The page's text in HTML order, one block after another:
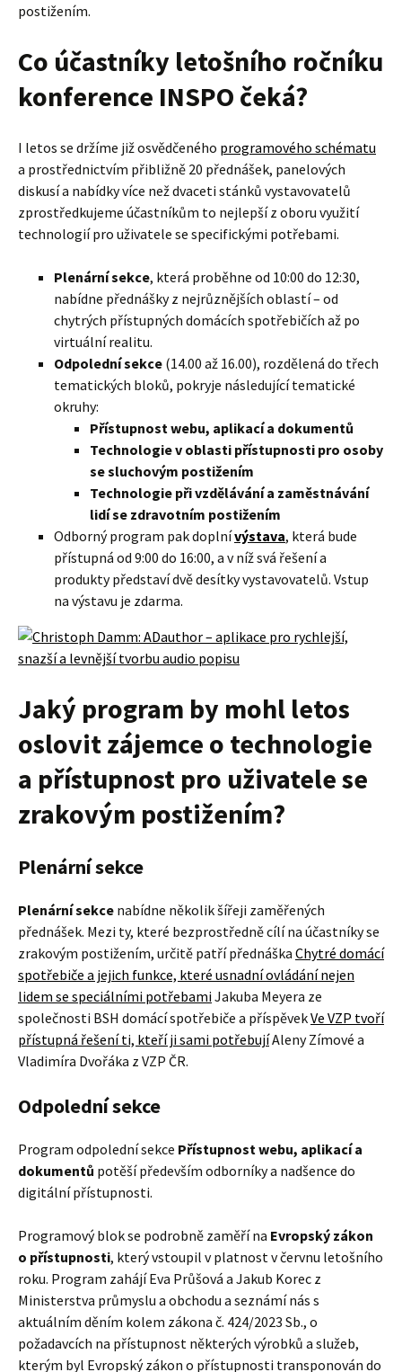
postižením.
Co účastníky letošního ročníku
konference INSPO čeká?
I letos se držíme již osvědčeného programového schématu
a prostřednictvím přibližně 20 přednášek, panelových
diskusí a nabídky více než dvaceti stánků vystavovatelů
zprostředkujeme účastníkům to nejlepší z oboru využití
technologií pro uživatele se specifickými potřebami.
Plenární sekce, která proběhne od 10:00 do 12:30,
nabídne přednášky z nejrůznějších oblastí – od
chytrých přístupných domácích spotřebičích až po
virtuální realitu.
Odpolední sekce (14.00 až 16.00), rozdělená do třech
tematických bloků, pokryje následující tematické
okruhy:
Přístupnost webu, aplikací a dokumentů
Technologie v oblasti přístupnosti pro osoby
se sluchovým postižením
Technologie při vzdělávání a zaměstnávání
lidí se zdravotním postižením
Odborný program pak doplnívýstava, která bude
přístupná od 9:00 do 16:00, a v níž svá řešení a
produkty představí dvě desítky vystavovatelů. Vstup
na výstavu je zdarma.
Jaký program by mohl letos
oslovit zájemce o technologie
a přístupnost pro uživatele se
zrakovým postižením?
Plenární sekce
Plenární sekce nabídne několik šířeji zaměřených
přednášek. Mezi ty, které bezprostředně cílí na účastníky se
zrakovým postižením, určitě patří přednáška Chytré domácí
spotřebiče a jejich funkce, které usnadní ovládání nejen
lidem se speciálními potřebamiJakuba Meyera ze
společnosti BSH domácí spotřebiče a příspěvekVe VZP tvoří
přístupná řešení ti, kteří ji sami potřebujíAleny Zímové a
Vladimíra Dvořáka z VZP ČR.
Odpolední sekce
Program odpolední sekce Přístupnost webu, aplikací a
dokumentů potěší především odborníky a nadšence do
digitální přístupnosti.
Programový blok se podrobně zaměří na Evropský zákon
o přístupnosti, který vstoupil v platnost v červnu letošního
roku. Program zahájí Eva Průšová a Jakub Korec z
Ministerstva průmyslu a obchodu a seznámí nás s
aktuálním děním kolem zákona č. 424/2023 Sb., o
požadavcích na přístupnost některých výrobků a služeb,
kterým byl Evropský zákon o přístupnosti transponován do